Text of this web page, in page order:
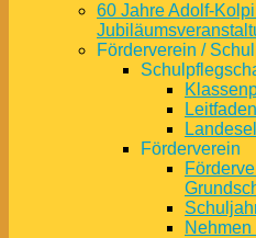
60 Jahre Adolf-
Förderverein /
Förderverein